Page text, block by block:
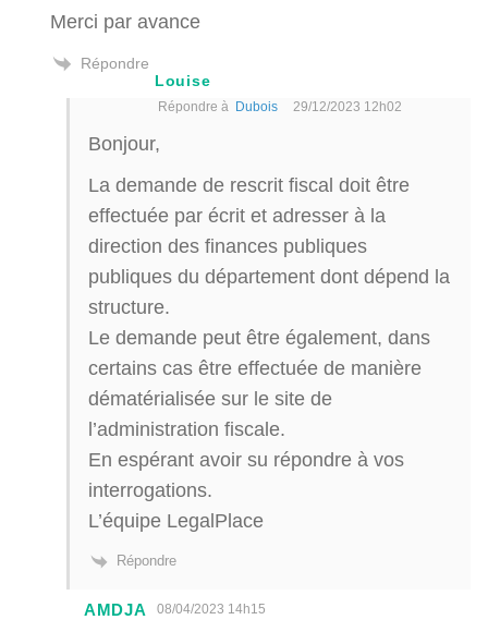
Merci par avance
Répondre
Louise
Répondre à Dubois 29/12/2023 12h02
Bonjour,
La demande de rescrit fiscal doit être
effectuée par écrit et adresser à la
direction des finances publiques
publiques du département dont dépend la
structure.
Le demande peut être également, dans
certains cas être effectuée de manière
dématérialisée sur le site de
l’administration fiscale.
En espérant avoir su répondre à vos
interrogations.
L’équipe LegalPlace
Répondre
AMDJA 08/04/2023 14h15